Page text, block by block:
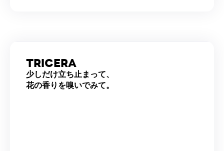
TRICERA
少しだけ立ち止まって、
花の香りを嗅いでみて。